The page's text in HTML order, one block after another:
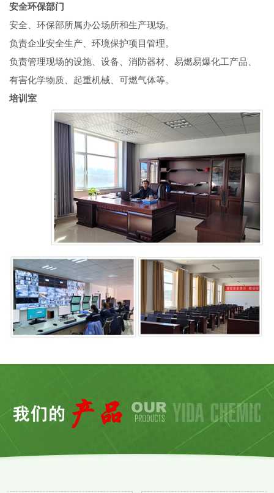
安全环保部门
安全、环保部所属办公场所和生产现场。
负责企业安全生产、环境保护项目管理。
负责管理现场的设施、设备、消防器材、易燃易爆化工产品、
有害化学物质、起重机械、可燃气体等。
培训室